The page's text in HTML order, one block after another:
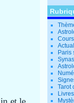
Paris
Tarot